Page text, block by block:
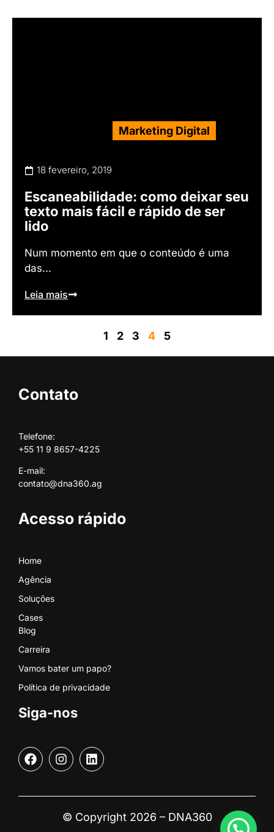
Marketing Digital
18 fevereiro, 2019
Escaneabilidade: como deixar seu
texto mais fácil e rápido de ser
lido
Num momento em que o conteúdo é uma
das...
Leia mais
1 2 3 4 5
Contato
Telefone:
+55 11 9 8657-4225
E-mail:
contato@dna360.ag
Acesso rápido
Home
Agência
Soluções
Cases
Blog
Carreira
Vamos bater um papo?
Política de privacidade
Siga-nos
© Copyright 2026 – DNA360